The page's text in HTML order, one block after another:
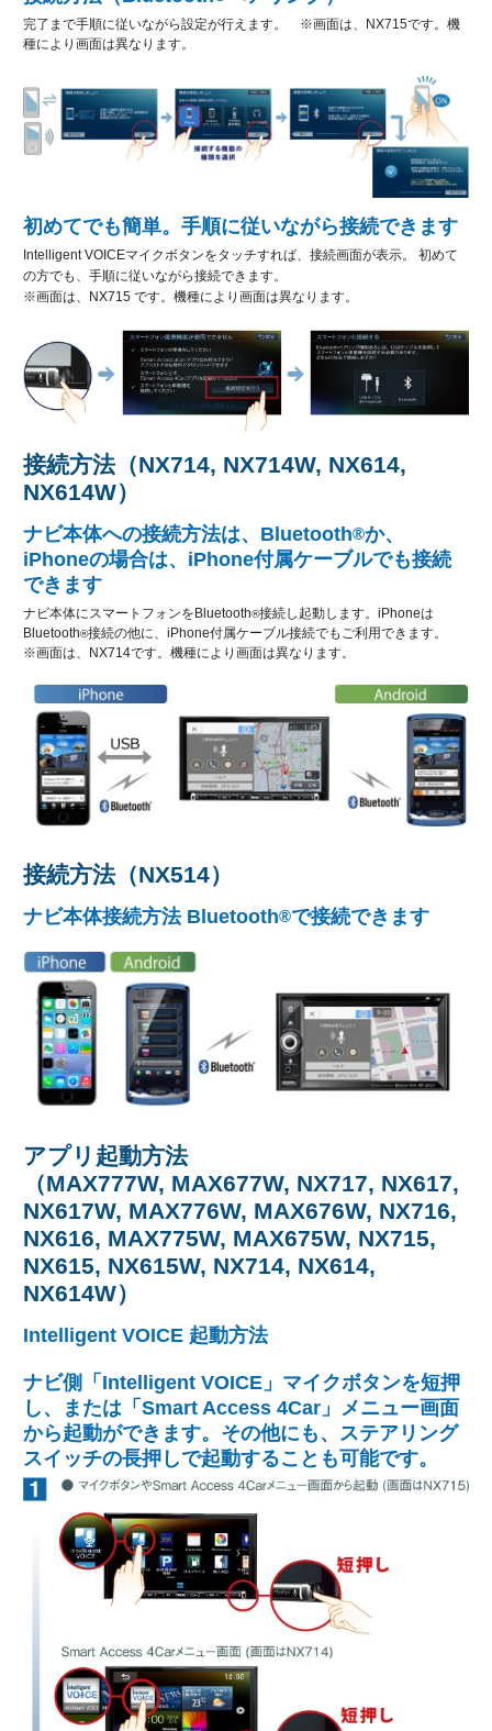
完了まで手順に従いながら設定が行えます。 ※画面は、NX715です。機
種により画面は異なります。
初めてでも簡単。手順に従いながら接続できます
Intelligent VOICEマイクボタンをタッチすれば、接続画面が表示。 初めて
の方でも、手順に従いながら接続できます。
※画面は、NX715 です。機種により画面は異なります。
接続方法（NX714, NX714W, NX614,
NX614W）
ナビ本体への接続方法は、Bluetooth®か、
iPhoneの場合は、iPhone付属ケーブルでも接続
できます
ナビ本体にスマートフォンをBluetooth®接続し起動します。iPhoneは
Bluetooth®接続の他に、iPhone付属ケーブル接続でもご利用できます。
※画面は、NX714です。機種により画面は異なります。
接続方法（NX514）
ナビ本体接続方法 Bluetooth®で接続できます
アプリ起動方法
（MAX777W, MAX677W, NX717, NX617,
NX617W, MAX776W, MAX676W, NX716,
NX616, MAX775W, MAX675W, NX715,
NX615, NX615W, NX714, NX614,
NX614W）
Intelligent VOICE 起動方法
ナビ側「Intelligent VOICE」マイクボタンを短押
し、または「Smart Access 4Car」メニュー画面
から起動ができます。その他にも、ステアリング
スイッチの長押しで起動することも可能です。